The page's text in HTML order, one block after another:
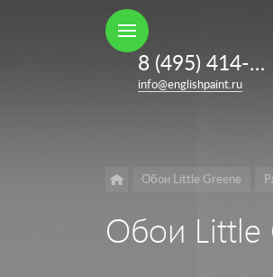
8 (495) 414-35-98
info@englishpaint.ru
Обои Little Greene
Обои Little